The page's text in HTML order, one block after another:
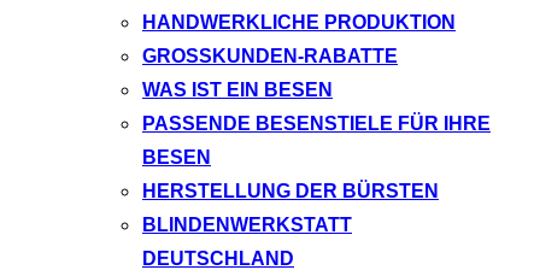
HANDWERKLICHE PRODUKTION
GROSSKUNDEN-RABATTE
WAS IST EIN BESEN
PASSENDE BESENSTIELE FÜR IHRE
BESEN
HERSTELLUNG DER BÜRSTEN
BLINDENWERKSTATT
DEUTSCHLAND